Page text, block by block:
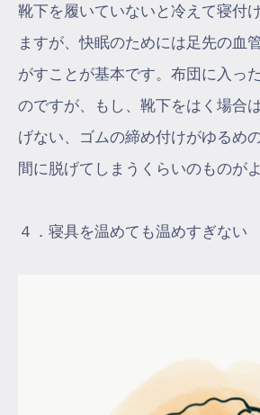
靴下を履いていないと冷えて寝付
ますが、快眠のためには足先の血
がすことが基本です。布団に入っ
のですが、もし、靴下をはく場合
げない、ゴムの締め付けがゆるめ
間に脱げてしまうくらいのものが
４．寝具を温めても温めすぎない